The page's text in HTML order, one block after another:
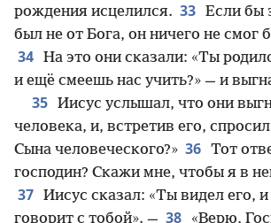
рождения исцелился. 33 Если бы
был не от Бога, он ничего не смог
34 На это они сказали: «Ты
и ещё смеешь нас учить?» — и
35 Иисус услышал, что они
человека, и, встретив его,
Сына человеческого?» 36 Тот
господин? Скажи мне, чтобы я в
37 Иисус сказал: «Ты видел его,
говорит с тобой». — 38
«Верю,